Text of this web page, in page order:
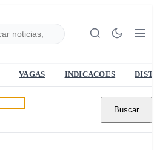
VAGAS INDICACOES
Buscar